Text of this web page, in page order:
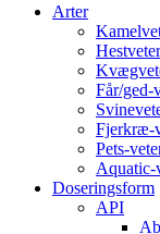
Arter
Får/ged-
Fjerkræ-
Pets-
Aquatic-
Doseringsform
API